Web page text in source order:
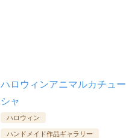
ハロウィンアニマルカチュー
シャ
ハロウィン
ハンドメイド作品ギャラリー